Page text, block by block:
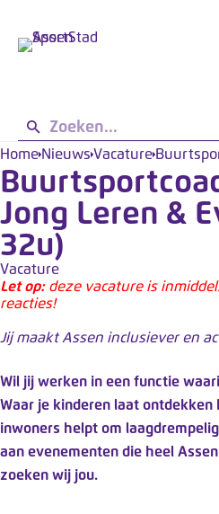
d
e
z
e
s
i
t
w
r
k
t
m
e
Home Nieuws Vacature
Jong Leren &
32u)
Vacature
Let op: deze vacature is
reacties!
Jij maakt Assen inclusiever en
Wil jij werken in een functie
Waar je kinderen laat ontdekken
inwoners helpt om
aan evenementen die heel
zoeken wij jou.